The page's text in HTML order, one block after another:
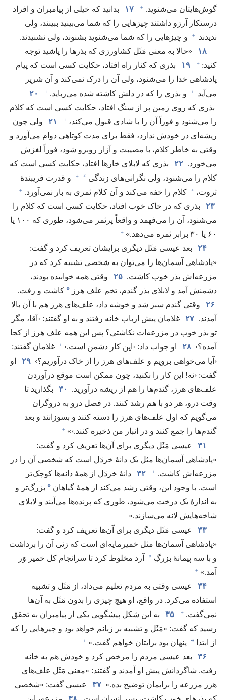
گوش‌هایتان می‌شنوید.‏ + ۱۷
بدانید که خیلی از پیامبران و افراد
درستکار آرزو داشتند چیزهایی را که شما می‌بینید ببینند،‏ ولی
ندیدند
+
و چیزهایی را که شما می‌شنوید بشنوند،‏ ولی نشنیدند.‏
۱۸
‏«حالا به معنی مَثَل کشاورزی که بذرها را پاشید توجه
کنید:‏ + ۱۹
بذری که کنار راه افتاد،‏ حکایت کسی است که پیام
پادشاهی خدا را می‌شنود،‏ ولی آن را درک نمی‌کند و آن شریر
می‌آید
+ و بذری را که در دلش کاشته شده می‌رباید.‏ +
۲۰
بذری که روی زمین پر از سنگ افتاد،‏ حکایت کسی است که کلام
را می‌شنود و فوراً آن را با شادی قبول می‌کند،‏ + ۲۱
ولی چون
ریشه‌ای در خودش ندارد،‏ فقط برای مدت کوتاهی دوام می‌آورد و
وقتی به خاطر کلام،‏ با مصیبت و آزار روبرو شود،‏ فوراً لغزش
می‌خورد.‏ ۲۲
بذری که لابلای خارها افتاد،‏ حکایت کسی است که
کلام را می‌شنود،‏ ولی نگرانی‌های زندگی *
+
و قدرت فریبندهٔ
ثروت،‏ * کلام را خفه می‌کند و آن کلام ثمری به بار نمی‌آورد.‏ +
۲۳
بذری که در خاک خوب افتاد،‏ حکایت کسی است که کلام را
می‌شنود،‏ آن را می‌فهمد و واقعاً پرثمر می‌شود،‏ طوری که ۱۰۰ یا
۶۰ یا ۳۰ برابر ثمره می‌دهد.‏»‏
+
۲۴
بعد عیسی مَثَل دیگری برایشان تعریف کرد و گفت:‏
«پادشاهی آسمان‌ها را می‌توان به شخصی تشبیه کرد که در
مزرعه‌اش بذر خوب کاشت.‏ ۲۵
وقتی همه خوابیده بودند،‏
دشمنش آمد و لابلای بذر گندم،‏ تخم علف هرز * کاشت و رفت.‏
۲۶
وقتی گندم سبز شد و خوشه داد،‏ علف‌های هرز هم با آن بالا
آمدند.‏ ۲۷
غلامان پیش ارباب خانه رفتند و به او گفتند:‏ ‹آقا،‏ مگر
تو بذر خوب در مزرعه‌ات نکاشتی؟‏ پس این همه علف هرز از کجا
آمده؟‏› ۲۸ او جواب داد:‏ ‹این کار دشمن است.‏›‏ +
غلامان گفتند:‏
‹آیا می‌خواهی برویم و علف‌های هرز را از خاک درآوریم؟‏› ۲۹
او
گفت:‏ ‹نه!‏ این کار را نکنید،‏ چون ممکن است موقع درآوردن
علف‌های هرز،‏ گندم‌ها را هم از ریشه درآورید.‏
۳۰
بگذارید تا
وقت درو،‏ هر دو با هم رشد کنند.‏ در فصل درو به دروگران
می‌گویم که اول علف‌های هرز را دسته کنند و بسوزانند و بعد
گندم‌ها را جمع کنند و در انبار من ذخیره کنند.‏›»‏ +
۳۱
عیسی مَثَل دیگری برای آن‌ها تعریف کرد و گفت:‏
«پادشاهی آسمان‌ها مثل یک دانهٔ خردَل است که شخصی آن را در
مزرعه‌اش کاشت.‏ + ۳۲
دانهٔ خردَل از همهٔ دانه‌ها کوچک‌تر
است.‏ با وجود این،‏ وقتی رشد می‌کند از همهٔ گیاهان * بزرگ‌تر و
به اندازهٔ یک درخت می‌شود،‏ طوری که پرنده‌ها می‌آیند و لابلای
شاخه‌هایش لانه می‌سازند.‏»‏
۳۳
عیسی مَثَل دیگری برای آن‌ها تعریف کرد و گفت:‏
«پادشاهی آسمان‌ها مثل خمیرمایه‌ای است که زنی آن را برداشت
و با سه پیمانهٔ بزرگِ *
آرد مخلوط کرد تا سرانجام کل خمیر وَر
آمد.‏»‏ +
۳۴
عیسی وقتی به مردم تعلیم می‌داد،‏ از مَثَل و تشبیه
استفاده می‌کرد.‏ در واقع،‏ او هیچ چیزی را بدون مَثَل به آن‌ها
نمی‌گفت.‏ + ۳۵
به این شکل پیشگویی یکی از پیامبران به تحقق
رسید که گفت:‏ «مَثَل و تشبیه بر زبانم خواهد بود و چیزهایی را که
از ابتدا * پنهان بود برایتان خواهم گفت.‏»‏ +
۳۶
بعد عیسی مردم را مرخص کرد و خودش هم به خانه
رفت.‏ شاگردانش پیش او آمدند و گفتند:‏ «معنی مَثَل علف‌های
هرز مزرعه را برایمان توضیح بده.‏» ۳۷
عیسی گفت:‏ «شخصی